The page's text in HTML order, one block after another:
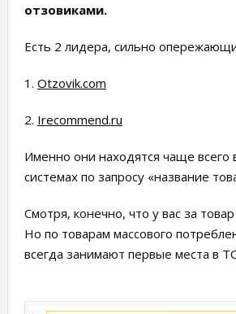
отзовиками.
Есть 2 лидера, сильно
1. Otzovik.com
2. Irecommend.ru
Именно они находятся чаще всего
системах по запросу «название
Смотря, конечно, что у вас за
Но по товарам массового
всегда занимают первые места в